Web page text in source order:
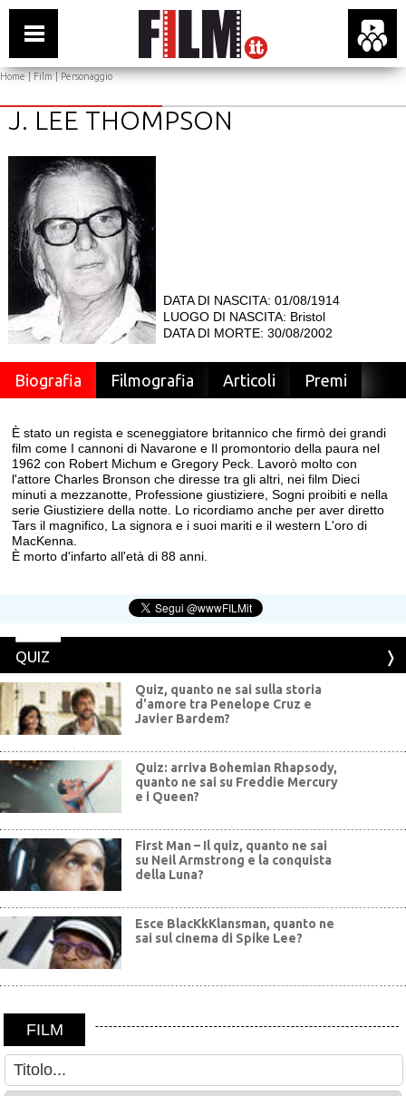
Home|Film| Personaggio
J. LEE THOMPSON
DATA DI NASCITA: 01/08/1914
LUOGO DI NASCITA: Bristol
DATA DI MORTE: 30/08/2002
Biografia Filmografia Articoli Premi
È stato un regista e sceneggiatore britannico che firmò dei grandi
film come I cannoni di Navarone e Il promontorio della paura nel
1962 con Robert Michum e Gregory Peck. Lavorò molto con
l'attore Charles Bronson che diresse tra gli altri, nei film Dieci
minuti a mezzanotte, Professione giustiziere, Sogni proibiti e nella
serie Giustiziere della notte. Lo ricordiamo anche per aver diretto
Tars il magnifico, La signora e i suoi mariti e il western L'oro di
MacKenna.
È morto d'infarto all'età di 88 anni.
QUIZ
Quiz, quanto ne sai sulla storia
d'amore tra Penelope Cruz e
Javier Bardem?
Quiz: arriva Bohemian Rhapsody,
quanto ne sai su Freddie Mercury
e i Queen?
First Man – Il quiz, quanto ne sai
su Neil Armstrong e la conquista
della Luna?
Esce BlacKkKlansman, quanto ne
sai sul cinema di Spike Lee?